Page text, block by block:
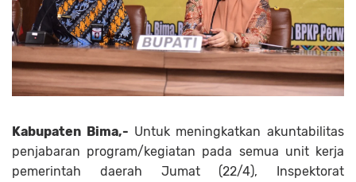
Kabupaten Bima,- Untuk meningkatkan akuntabilitas
penjabaran program/kegiatan pada semua unit kerja
pemerintah daerah Jumat (22/4), Inspektorat